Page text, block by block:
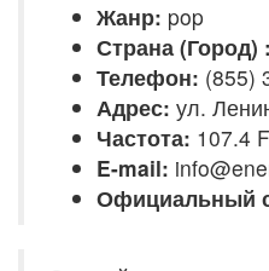
Жанр: pop
Страна (Город) :
Телефон: (855)
Адрес: ул.
Частота: 107.4
E-mail:
Официальный